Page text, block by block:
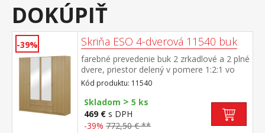
DOKÚPIŤ
-39% Skriňa ESO 4-dverová 11540 buk
farebné prevedenie buk 2 zrkadlové a 2 plné
dvere, priestor delený v pomere 1:2:1 vo
všetkých troch častiach šatníková tyč a
polica, v strednej časti dole 2
zásuvky možné doplniť o nadstavec 11545
Kód produktu: 11540
Skladom > 5 ks
469 € s DPH
-39% 772,50 € **